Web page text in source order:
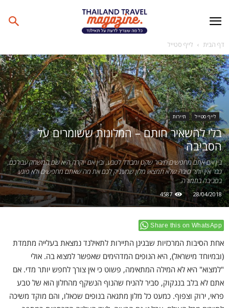
דף הבית לייף סטייל
לייף סטייל תיירות
בלי להשאיר חותם – המלונות ששומרים על
הסביבה
בין אם אתם מחפשים חיבור שקט ומבודד לטבע, ובין אם יוקרה היא שם המשחק עבורכם,
כבר אין יותר סיבה שלא תמצאו מלון שמעניק לכם את מה שאתם מחפשים ולא פוגע
בסביבה בתמורה.
28/04/2018
4587
Share this on WhatsApp
אחת הסיבות המרכזיות שבגינן התיירות לתאילנד נמצאת בעלייה מתמדת
(ובמיוחד מישראל), היא הנופים המדהימים שאפשר למצוא בה. אולי
"למצוא" היא לא המילה המתאימה, פשוט כי אין צורך לחפש יותר מדי. אם
אתם לא בלב בנגקוק, סביר להניח שהנוף הנשקף מהחלון הוא של טבע
פראי, ירוק וצפוף. כמעט כל מלון מתגאה בנופים שכאלו, והם מוקד משיכה